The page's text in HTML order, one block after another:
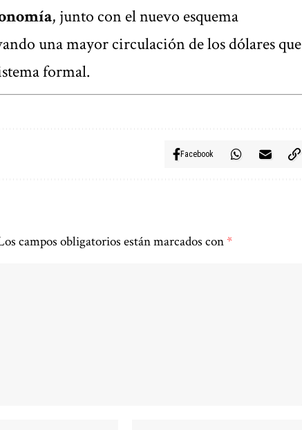
, junto con el nuevo esquema
una mayor circulación de los dólares que
formal.
Facebook
campos obligatorios están marcados con*